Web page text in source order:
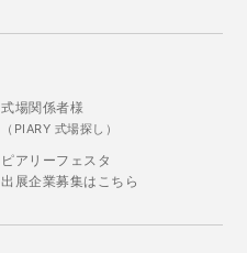
式場関係者様
（PIARY 式場探し）
ピアリーフェスタ
出展企業募集はこちら